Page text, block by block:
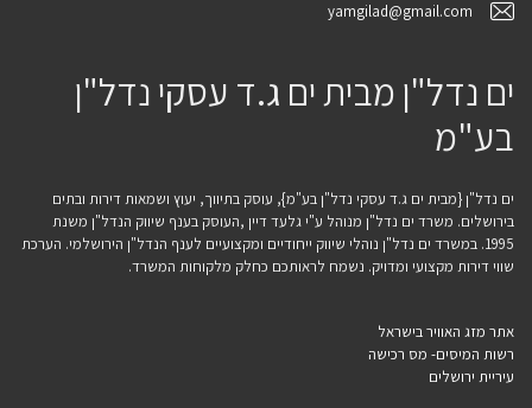
yamgilad@gmail.com
ים נדל"ן מבית ים ג.ד עסקי נדל"ן
בע"מ
ים נדל"ן {מבית ים ג.ד עסקי נדל"ן בע"מ}, עוסק בתיווך, יעוץ ושמאות דירות ובתים
בירושלים. משרד ים נדל"ן מנוהל ע"י גלעד דיין ,העוסק בענף שיווק הנדל"ן משנת
1995. במשרד ים נדל"ן נוהלי שיווק ייחודיים ומקצועיים לענף הנדל"ן הירושלמי. הערכת
שווי דירות מקצועי ומדויק. נשמח לראותכם כחלק מלקוחות המשרד.
אתר מזג האוויר בישראל
רשות המיסים- מס רכישה
עיריית ירושלים